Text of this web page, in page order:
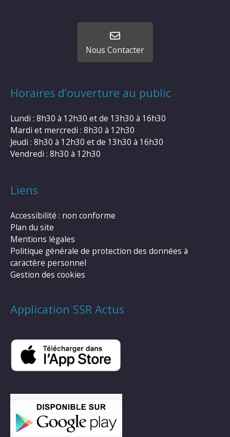
Nous Contacter
Horaires d’ouverture au public
Lundi : 8h30 à 12h30 et de 13h30 à 16h30
Mardi et mercredi : 8h30 à 12h30
Jeudi : 8h30 à 12h30 et de 13h30 à 16h30
Vendredi : 8h30 à 12h30
Liens
Accessibilité : non conforme
Plan du site
Mentions légales
Politique générale de protection des données à
caractère personnel
Gestion des cookies
Application SSR Actus